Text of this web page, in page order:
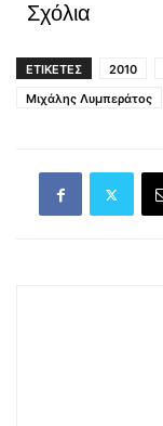
Σχόλια
ΕΤΙΚΕΤΕΣ 2010
Μιχάλης Λυμπεράτος